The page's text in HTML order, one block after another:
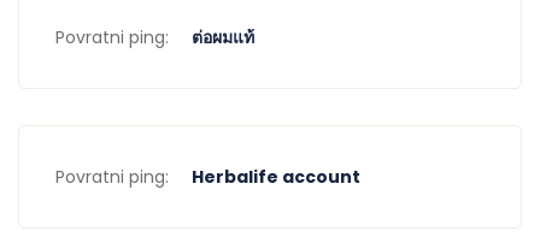
Povratni ping: ต่อผมแท้
Povratni ping: Herbalife account